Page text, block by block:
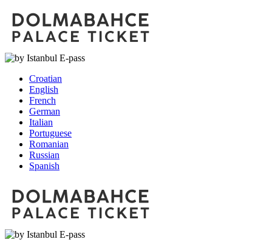
Croatian
English
French
German
Italian
Portuguese
Romanian
Russian
Spanish